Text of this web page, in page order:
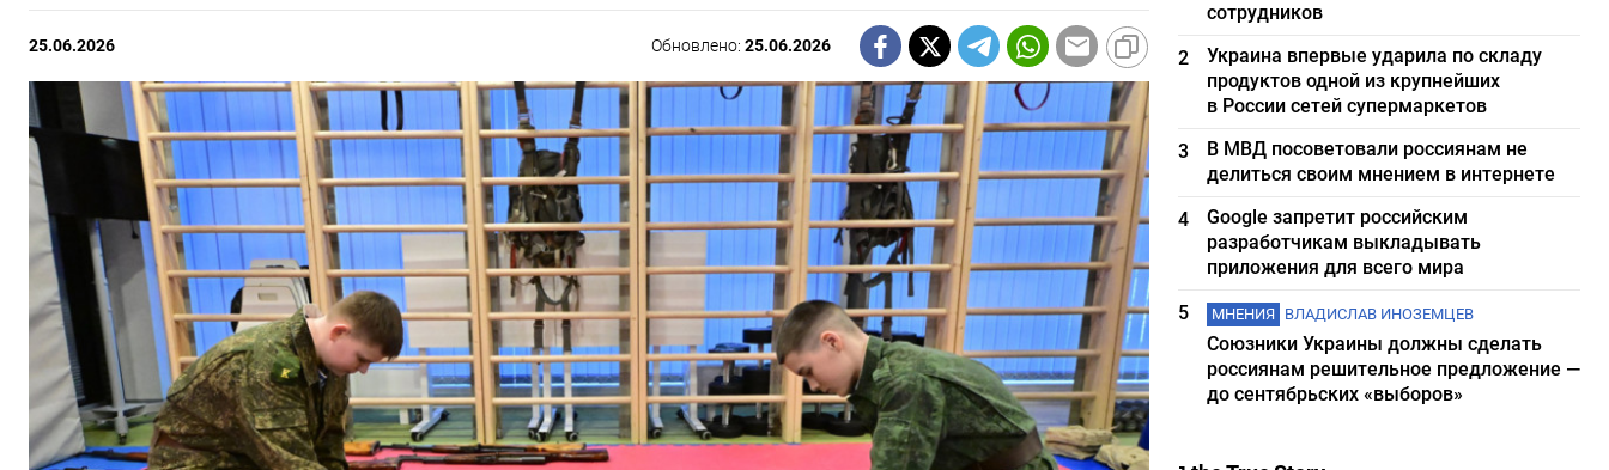
25.06.2026 Обновлено:25.06.2026
сотрудников
2
Украина впервые ударила по складу
продуктов одной из крупнейших
в России сетей супермаркетов
3
В МВД посоветовали россиянам не
делиться своим мнением в интернете
4
Google запретит российским
разработчикам выкладывать
приложения для всего мира
5
МНЕНИЯ ВЛАДИСЛАВ ИНОЗЕМЦЕВ
Союзники Украины должны сделать
россиянам решительное предложение —
до сентябрьских «выборов»